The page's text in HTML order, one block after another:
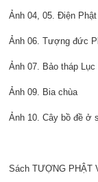
Ảnh 04, 05. Điện Phật
Ảnh 06. Tượng đức
Ảnh 07. Bảo tháp
Ảnh 09. Bia chùa
Ảnh 10. Cây bồ đề ở
Sách TƯỢNG PHẬT